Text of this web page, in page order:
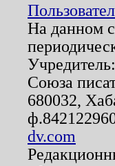
На данном
Союза
680032,
dv.com